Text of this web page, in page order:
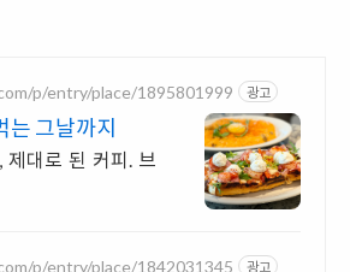
p/entry/place/1895801999 광고
는 그날까지
제대로 된 커피. 브
p/entry/place/1842031345 광고